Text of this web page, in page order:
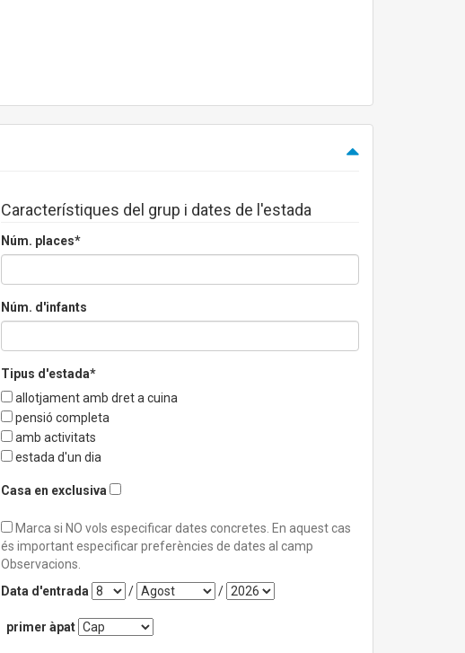
Característiques del grup i dates de l'estada
Núm. places*
Núm. d'infants
Tipus d'estada*
allotjament amb dret a cuina
pensió completa
amb activitats
estada d'un dia
Casa en exclusiva
Marca si NO vols especificar dates concretes. En aquest cas
és important especificar preferències de dates al camp
Observacions.
Data d'entrada
/ /
primer àpat